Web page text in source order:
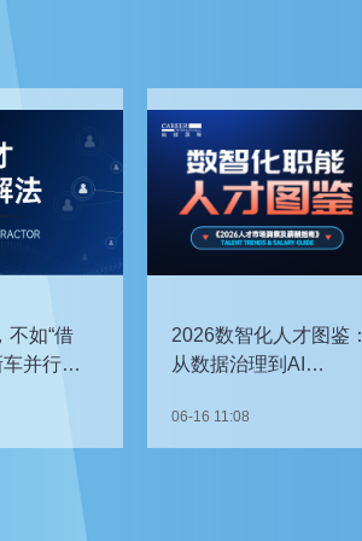
不如“借
并行开
2026数智化人才图鉴：
从数据治理到AI
06-16 11:08